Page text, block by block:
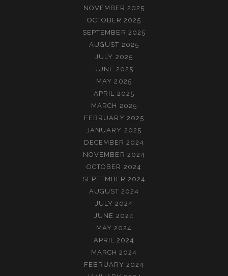
NOVEMBER 2025
OCTOBER 2025
SEPTEMBER 2025
AUGUST 2025
JULY 2025
JUNE 2025
MAY 2025
APRIL 2025
MARCH 2025
FEBRUARY 2025
JANUARY 2025
DECEMBER 2024
NOVEMBER 2024
OCTOBER 2024
SEPTEMBER 2024
AUGUST 2024
JULY 2024
JUNE 2024
MAY 2024
APRIL 2024
MARCH 2024
FEBRUARY 2024